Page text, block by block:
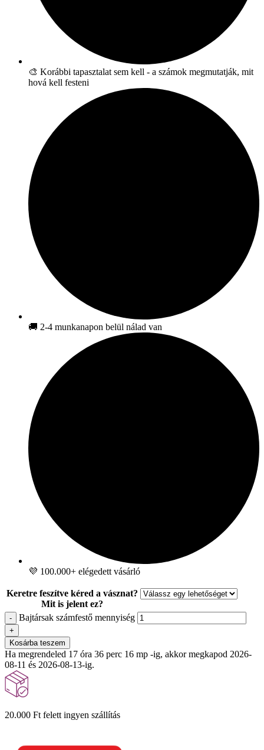
🎨 Korábbi tapasztalat sem kell - a számok megmutatják, mit
hová kell festeni
🚚 2-4 munkanapon belül nálad van
💜 100.000+ elégedett vásárló
Keretre feszítve kéred a vásznat?
Mit is jelent ez?
- Bajtársak számfestő mennyiség
+
Kosárba teszem
Ha megrendeled 17 óra 36 perc 14 mp -ig, akkor megkapod 2026-
08-11 és 2026-08-13-ig.
20.000 Ft felett ingyen szállítás